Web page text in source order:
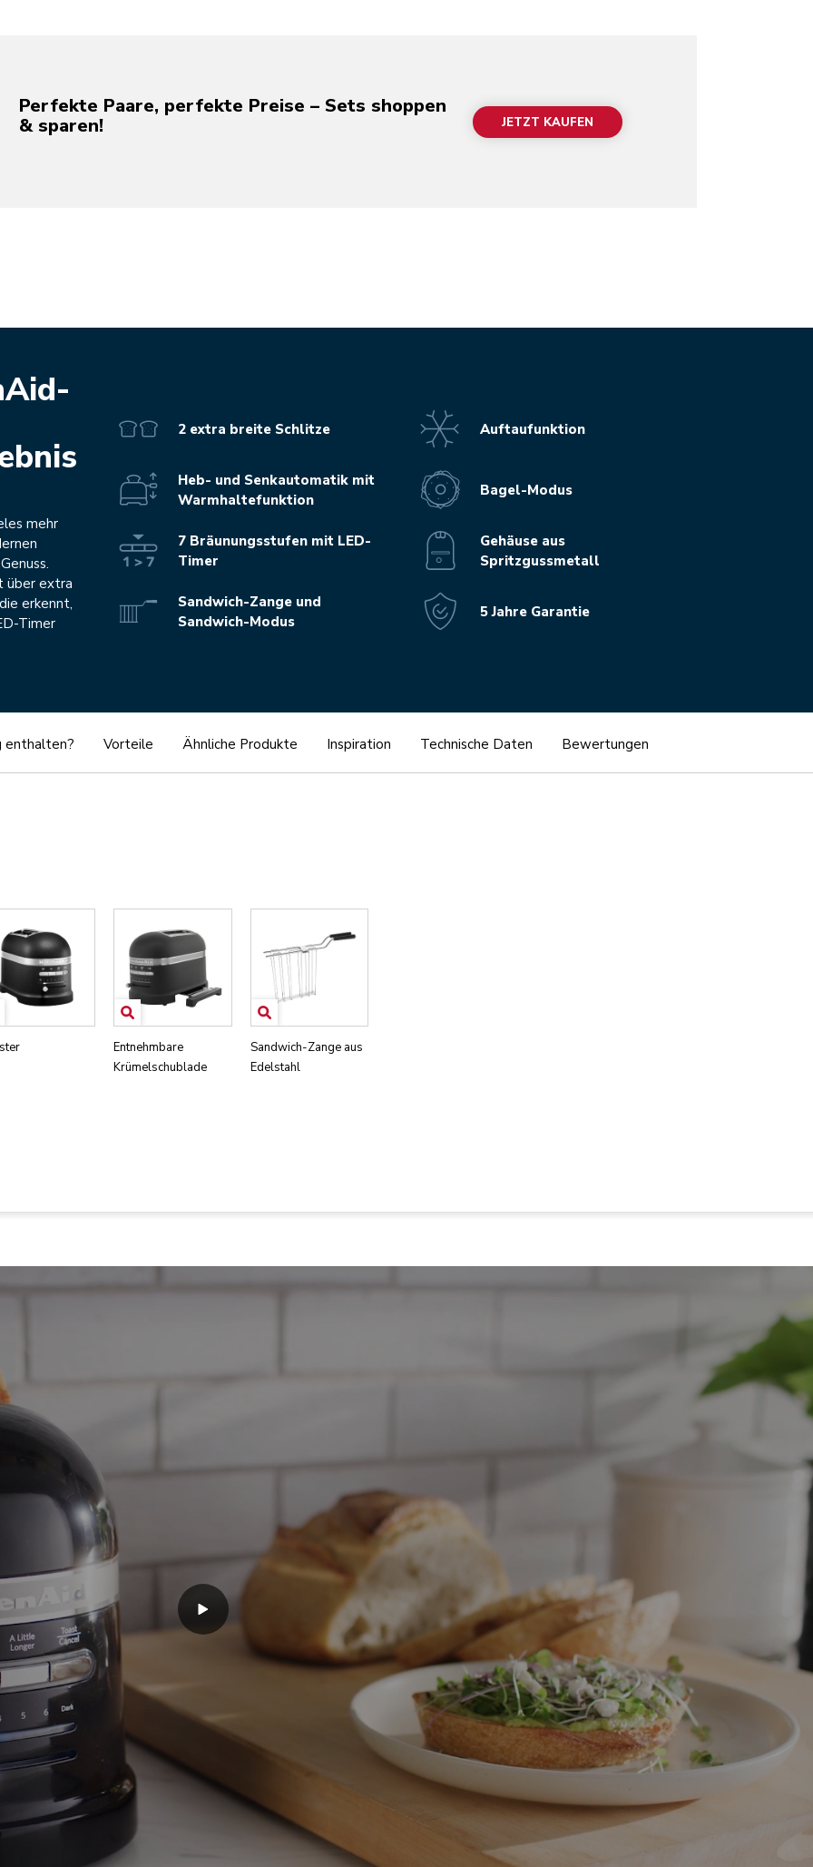
Perfekte Paare, perfekte Preise – Sets shoppen
& sparen!
JETZT KAUFEN
mehr
über extra
erkennt,
Timer
2 extra breite Schlitze
Heb- und Senkautomatik mit
Warmhaltefunktion
7 Bräunungsstufen mit LED-
Timer
Sandwich-Zange und
Sandwich-Modus
Auftaufunktion
Bagel-Modus
Gehäuse aus
Spritzgussmetall
5 Jahre Garantie
enthalten? Vorteile Ähnliche Produkte Inspiration Technische Daten Bewertungen
Entnehmbare
Krümelschublade
Sandwich-Zange aus
Edelstahl